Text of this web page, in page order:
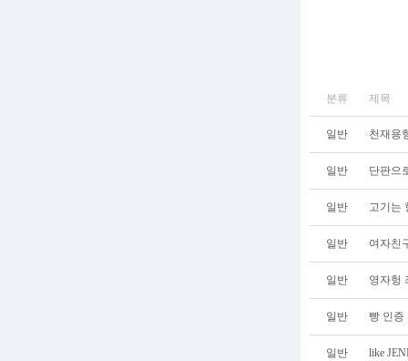
분류 제목
일반 천재용
일반 단판으
일반 고기는
일반 여자친
일반 영자헝
일반 빵 인증
일반 like